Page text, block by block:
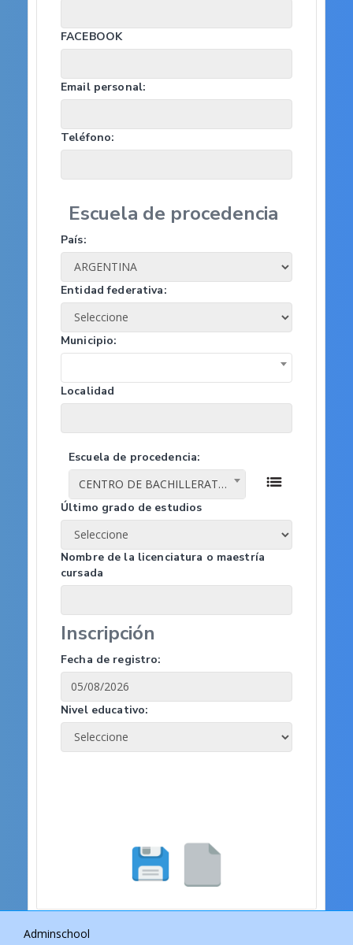
FACEBOOK
Email personal:
Teléfono:
Escuela de procedencia
País:
Entidad federativa:
Municipio:
Localidad
Escuela de procedencia:
CENTRO DE BACHILLERATO TECNOLOGICO INDUSTRIAL Y DE SERVICIOS NUM. 28
Último grado de estudios
Nombre de la licenciatura o maestría
cursada
Inscripción
Fecha de registro:
Nivel educativo:
Adminschool